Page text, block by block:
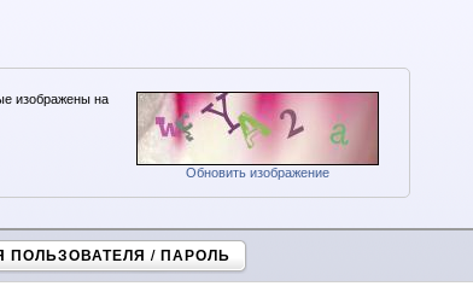
изображены на
Обновить изображение
/ ПАРОЛЬ